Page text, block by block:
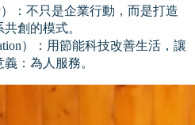
：不只是企業行動，而是打造
創的模式。
）：用節能科技改善生活，讓
：為人服務。